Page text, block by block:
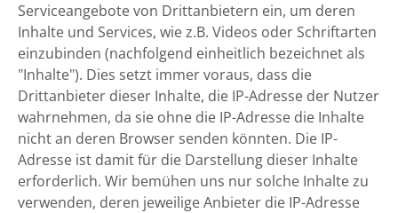
Serviceangebote von Drittanbietern ein, um deren
Inhalte und Services, wie z.B. Videos oder Schriftarten
einzubinden (nachfolgend einheitlich bezeichnet als
"Inhalte"). Dies setzt immer voraus, dass die
Drittanbieter dieser Inhalte, die IP-Adresse der Nutzer
wahrnehmen, da sie ohne die IP-Adresse die Inhalte
nicht an deren Browser senden könnten. Die IP-
Adresse ist damit für die Darstellung dieser Inhalte
erforderlich. Wir bemühen uns nur solche Inhalte zu
verwenden, deren jeweilige Anbieter die IP-Adresse